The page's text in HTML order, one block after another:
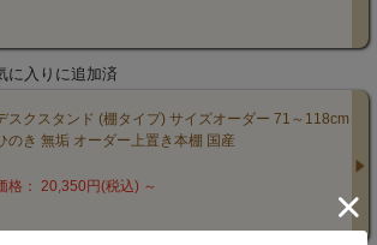
に入りに追加済
スクスタンド (棚タイプ) サイズオーダー 71～118cm
のき 無垢 オーダー上置き本棚 国産
格： 20,350円(税込) ～